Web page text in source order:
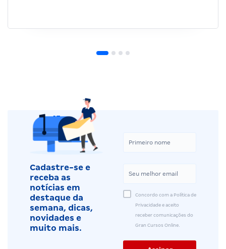
Cadastre-se e
receba as
notícias em
destaque da
semana, dicas,
novidades e
muito mais.
Concordo com a Política de
Privacidade e aceito
receber comunicações do
Gran Cursos Online.